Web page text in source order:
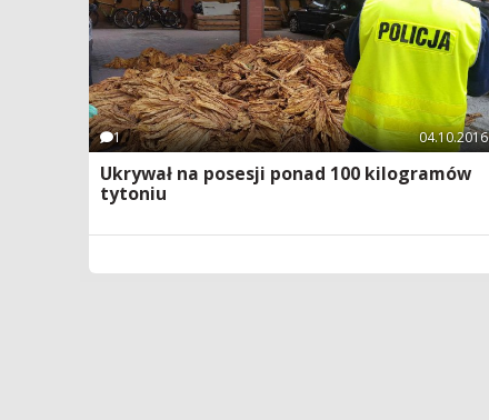
1 04.10.2016
Ukrywał na posesji ponad 100 kilogramów
tytoniu